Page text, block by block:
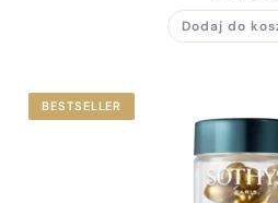
Dodaj do
BESTSELLER